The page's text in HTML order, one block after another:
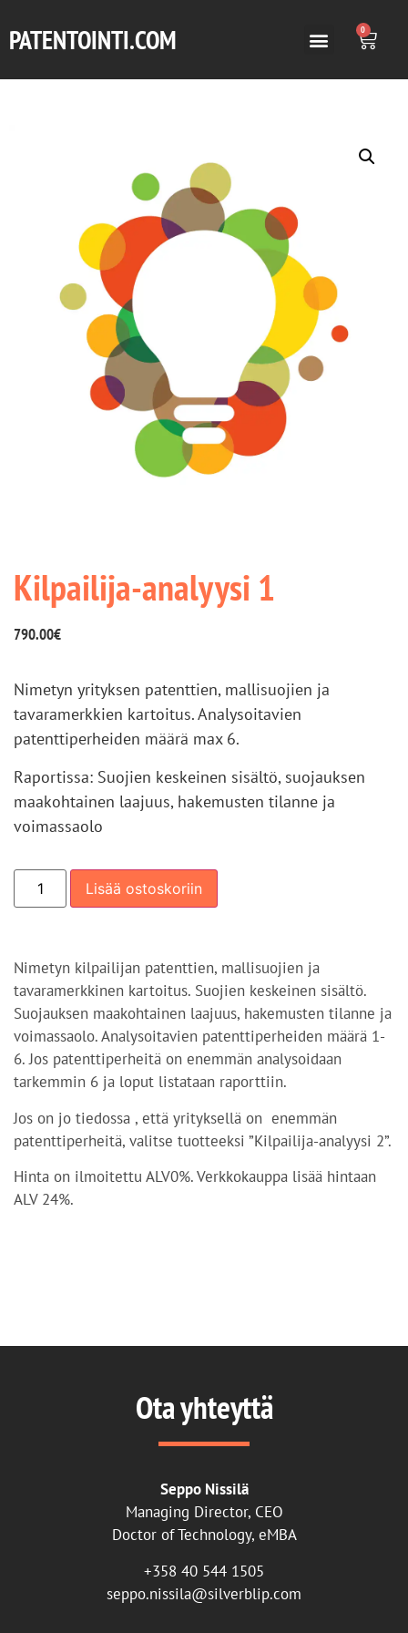
PATENTOINTI.COM 0
Kilpailija-analyysi 1
790.00€
Nimetyn yrityksen patenttien, mallisuojien ja
tavaramerkkien kartoitus. Analysoitavien
patenttiperheiden määrä max 6.
Raportissa: Suojien keskeinen sisältö, suojauksen
maakohtainen laajuus, hakemusten tilanne ja
voimassaolo
Lisää ostoskoriin
Nimetyn kilpailijan patenttien, mallisuojien ja
tavaramerkkinen kartoitus. Suojien keskeinen sisältö.
Suojauksen maakohtainen laajuus, hakemusten tilanne ja
voimassaolo. Analysoitavien patenttiperheiden määrä 1-
6. Jos patenttiperheitä on enemmän analysoidaan
tarkemmin 6 ja loput listataan raporttiin.
Jos on jo tiedossa , että yrityksellä on enemmän
patenttiperheitä, valitse tuotteeksi ”Kilpailija-analyysi 2”.
Hinta on ilmoitettu ALV0%. Verkkokauppa lisää hintaan
ALV 24%.
Ota yhteyttä
Seppo Nissilä
Managing Director, CEO
Doctor of Technology, eMBA
+358 40 544 1505
seppo.nissila@silverblip.com